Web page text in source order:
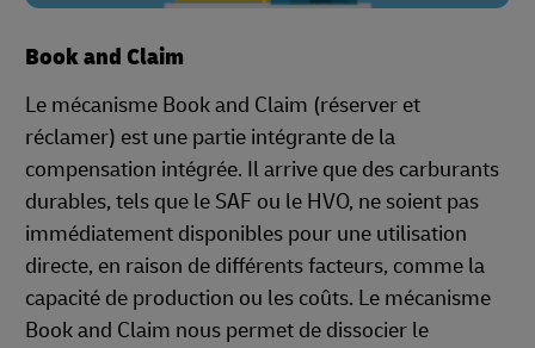
Book and Claim
Le mécanisme Book and Claim (réserver et
réclamer) est une partie intégrante de la
compensation intégrée. Il arrive que des carburants
durables, tels que le SAF ou le HVO, ne soient pas
immédiatement disponibles pour une utilisation
directe, en raison de différents facteurs, comme la
capacité de production ou les coûts. Le mécanisme
Book and Claim nous permet de dissocier le